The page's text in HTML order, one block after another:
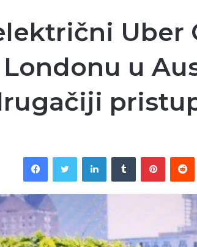
Uber
u
FacebookTwitter LinkedInTumblr Pinterest